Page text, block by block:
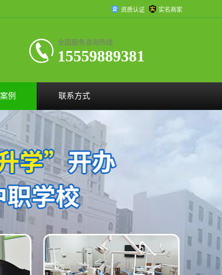
资质认证 实名商家
全国服务咨询热线:
15559889381
例 联系方式